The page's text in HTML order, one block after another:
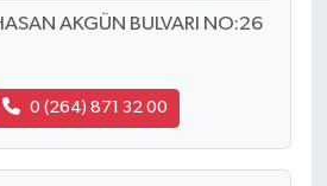
AKGÜN BULVARI NO:26
0 (264) 871 32 00